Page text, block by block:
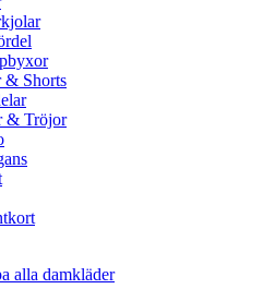
& Shorts
& Tröjor
alla damkläder